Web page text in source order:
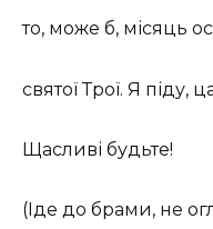
то, може б, місяць
святої Трої. Я піду,
Щасливі будьте!
(Іде до брами, не